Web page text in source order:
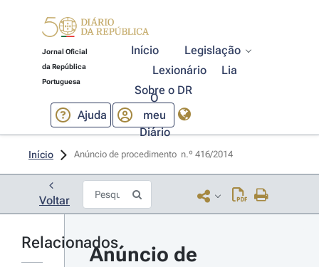
Jornal Oficial
da República
Portuguesa
Início
Legislação
Lexionário
Lia
Sobre o DR
Ajuda
O
meu
Diário
Início Anúncio de procedimento  n.º 416/2014
Voltar
Relacionados
Anúncio de